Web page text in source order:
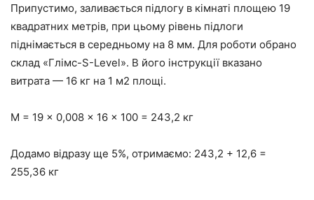
Припустимо, заливається підлогу в кімнаті площею 19
квадратних метрів, при цьому рівень підлоги
піднімається в середньому на 8 мм. Для роботи обрано
склад «Глімс-S-Level». В його інструкції вказано
витрата — 16 кг на 1 м2 площі.
М = 19 × 0,008 × 16 × 100 = 243,2 кг
Додамо відразу ще 5%, отримаємо: 243,2 + 12,6 =
255,36 кг